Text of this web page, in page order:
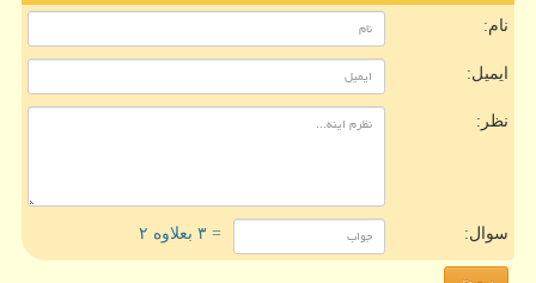
نام:
ایمیل:
نظر:
سوال: = ۳ بعلاوه ۲